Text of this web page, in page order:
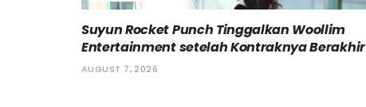
Suyun Rocket Punch Tinggalkan Woollim
Entertainment setelah Kontraknya Berakhir
AUGUST 7, 2026